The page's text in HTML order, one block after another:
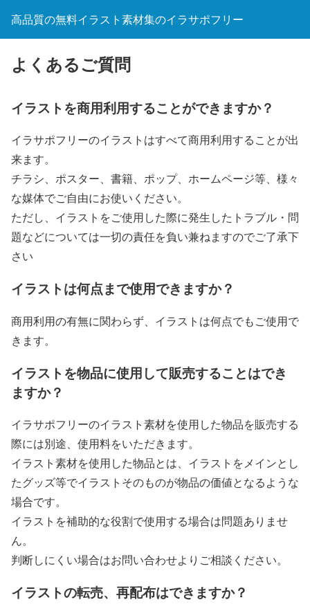
高品質の無料イラスト素材集のイラサポフリー
よくあるご質問
イラストを商用利用することができますか？
イラサポフリーのイラストはすべて商用利用することが出
来ます。
チラシ、ポスター、書籍、ポップ、ホームページ等、様々
な媒体でご自由にお使いください。
ただし、イラストをご使用した際に発生したトラブル・問
題などについては一切の責任を負い兼ねますのでご了承下
さい
イラストは何点まで使用できますか？
商用利用の有無に関わらず、イラストは何点でもご使用で
きます。
イラストを物品に使用して販売することはでき
ますか？
イラサポフリーのイラスト素材を使用した物品を販売する
際には別途、使用料をいただきます。
イラスト素材を使用した物品とは、イラストをメインとし
たグッズ等でイラストそのものが物品の価値となるような
場合です。
イラストを補助的な役割で使用する場合は問題ありませ
ん。
判断しにくい場合はお問い合わせよりご相談ください。
イラストの転売、再配布はできますか？